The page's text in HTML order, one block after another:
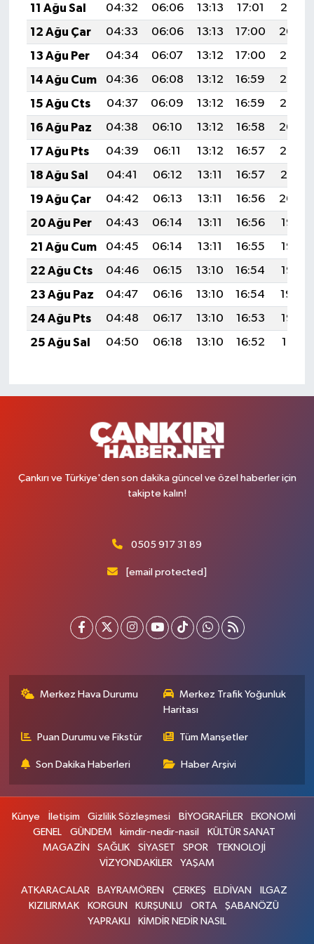
11 Ağu Sal
04:32 06:06 13:13 17:01
20:10
12 Ağu Çar
04:33 06:06 13:13 17:00
20:09
13 Ağu Per
04:34 06:07 13:12 17:00
20:07
14 Ağu Cum
04:36 06:08 13:12 16:59
20:06
15 Ağu Cts
04:37 06:09 13:12 16:59
20:05
16 Ağu Paz
04:38 06:10 13:12 16:58
20:04
17 Ağu Pts
04:39 06:11 13:12 16:57
20:02
18 Ağu Sal
04:41 06:12 13:11 16:57
20:01
19 Ağu Çar
04:42 06:13 13:11 16:56
20:00
20 Ağu Per
04:43 06:14 13:11 16:56
19:58
21 Ağu Cum
04:45 06:14 13:11 16:55
19:57
22 Ağu Cts
04:46 06:15 13:10 16:54
19:56
23 Ağu Paz
04:47 06:16 13:10 16:54
19:54
24 Ağu Pts
04:48 06:17 13:10 16:53
19:53
25 Ağu Sal
04:50 06:18 13:10 16:52 19:51
Çankırı ve Türkiye'den son dakika güncel ve özel haberler için
takipte kalın!
0505 917 31 89
[email protected]
Merkez Hava Durumu
Merkez Trafik Yoğunluk
Haritası
Puan Durumu ve Fikstür Tüm Manşetler
Son Dakika Haberleri Haber Arşivi
Künye İletişim Gizlilik Sözleşmesi BİYOGRAFİLER
EKONOMİ
GENEL
GÜNDEM kimdir-nedir-nasil
KÜLTÜR SANAT
MAGAZİN
SAĞLIK SİYASET SPOR
TEKNOLOJİ
VİZYONDAKİLER
YAŞAM
ATKARACALAR BAYRAMÖREN ÇERKEŞ ELDİVAN
ILGAZ
KIZILIRMAK
KORGUN KURŞUNLU ORTA
ŞABANÖZÜ
YAPRAKLI
KİMDİR NEDİR NASIL